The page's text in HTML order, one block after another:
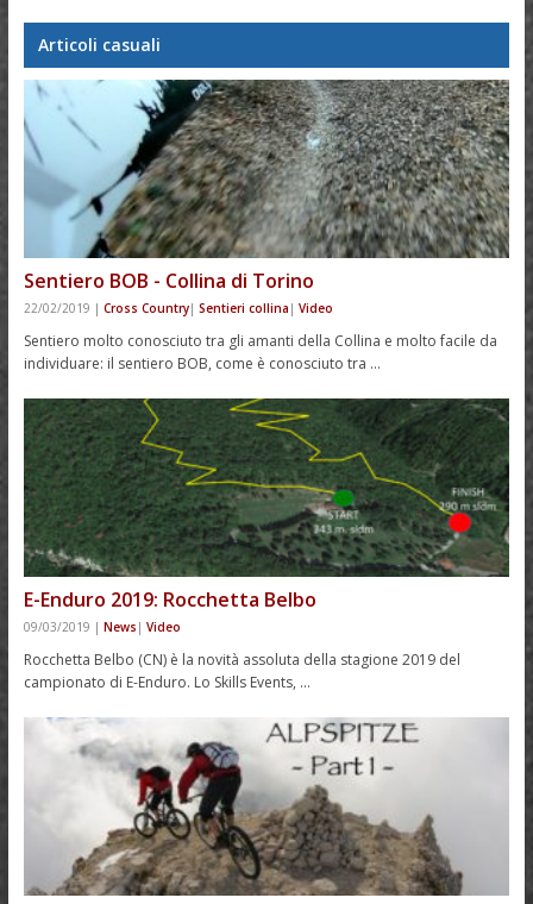
Articoli casuali
Sentiero BOB - Collina di Torino
22/02/2019 | Cross Country| Sentieri collina | Video
Sentiero molto conosciuto tra gli amanti della Collina e molto facile da
individuare: il sentiero BOB, come è conosciuto tra …
E-Enduro 2019: Rocchetta Belbo
09/03/2019 | News | Video
Rocchetta Belbo (CN) è la novità assoluta della stagione 2019 del
campionato di E-Enduro. Lo Skills Events, …